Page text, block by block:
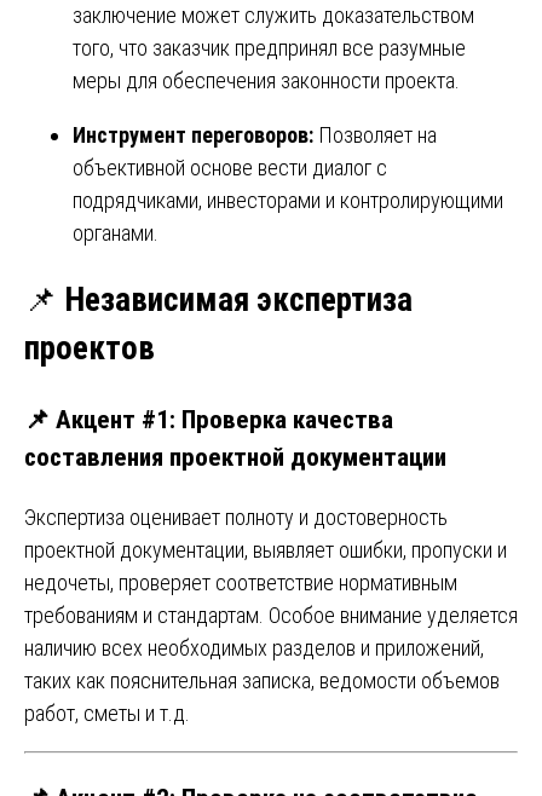
заключение может служить доказательством
того, что заказчик предпринял все разумные
меры для обеспечения законности проекта.
Инструмент переговоров: Позволяет на
объективной основе вести диалог с
подрядчиками, инвесторами и контролирующими
органами.
📌 Независимая экспертиза
проектов
📌 Акцент #1: Проверка качества
составления проектной документации
Экспертиза оценивает полноту и достоверность
проектной документации, выявляет ошибки, пропуски и
недочеты, проверяет соответствие нормативным
требованиям и стандартам. Особое внимание уделяется
наличию всех необходимых разделов и приложений,
таких как пояснительная записка, ведомости объемов
работ, сметы и т.д.